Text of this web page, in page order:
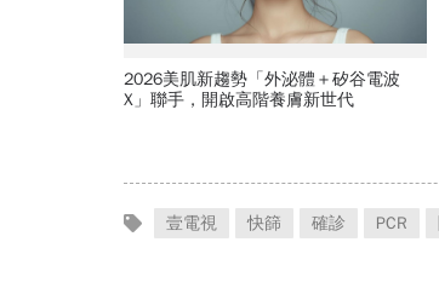
2026美肌新趨勢「外泌體＋矽谷電波
X」聯手，開啟高階養膚新世代
壹電視 快篩 確診 PCR